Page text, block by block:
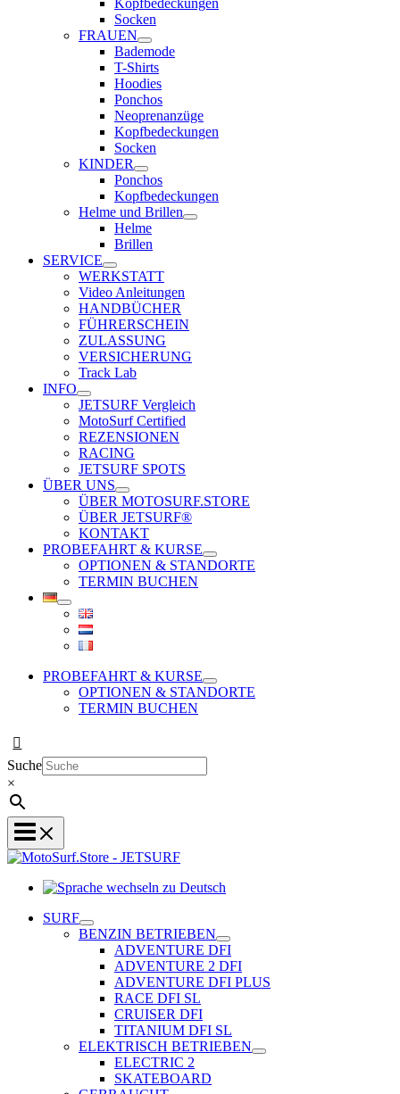
Kopfbedeckungen
Socken
FRAUEN
Bademode
T-Shirts
Hoodies
Ponchos
Neoprenanzüge
Kopfbedeckungen
Socken
KINDER
Ponchos
Kopfbedeckungen
Helme und Brillen
Helme
Brillen
SERVICE
WERKSTATT
Video Anleitungen
HANDBÜCHER
FÜHRERSCHEIN
ZULASSUNG
VERSICHERUNG
Track Lab
INFO
JETSURF Vergleich
MotoSurf Certified
REZENSIONEN
RACING
JETSURF SPOTS
ÜBER UNS
ÜBER MOTOSURF.STORE
ÜBER JETSURF®
KONTAKT
PROBEFAHRT & KURSE
OPTIONEN & STANDORTE
TERMIN BUCHEN
PROBEFAHRT & KURSE
OPTIONEN & STANDORTE
TERMIN BUCHEN
Suche
×
Deutsch
SURF
BENZIN BETRIEBEN
ADVENTURE DFI
ADVENTURE 2 DFI
ADVENTURE DFI PLUS
RACE DFI SL
CRUISER DFI
TITANIUM DFI SL
ELEKTRISCH BETRIEBEN
ELECTRIC 2
SKATEBOARD